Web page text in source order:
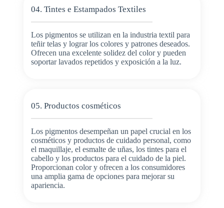
04. Tintes e Estampados Textiles
Los pigmentos se utilizan en la industria textil para
teñir telas y lograr los colores y patrones deseados.
Ofrecen una excelente solidez del color y pueden
soportar lavados repetidos y exposición a la luz.
05. Productos cosméticos
Los pigmentos desempeñan un papel crucial en los
cosméticos y productos de cuidado personal, como
el maquillaje, el esmalte de uñas, los tintes para el
cabello y los productos para el cuidado de la piel.
Proporcionan color y ofrecen a los consumidores
una amplia gama de opciones para mejorar su
apariencia.